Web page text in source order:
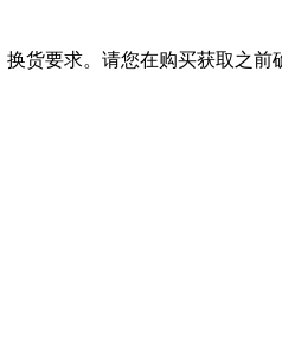
货要求。请您在购买获取之前